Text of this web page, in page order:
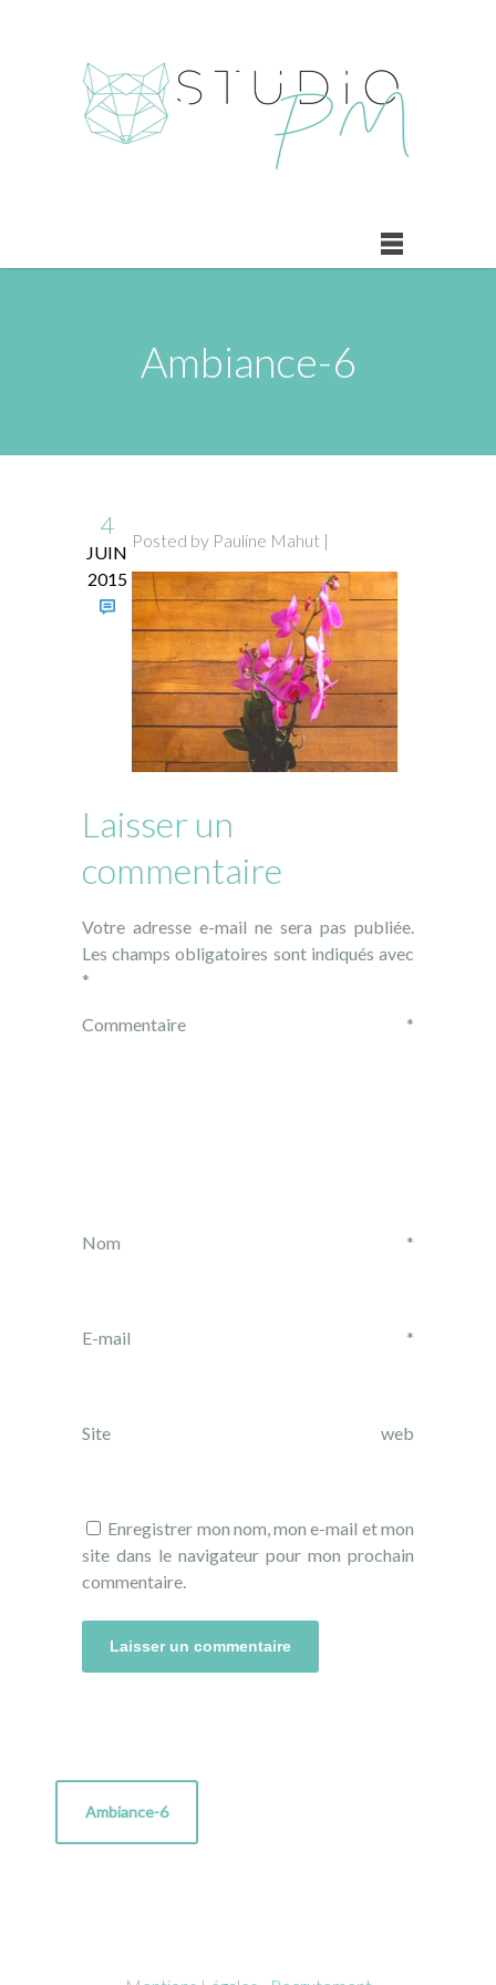
Ambiance-6
4
JUIN
2015
Posted by Pauline Mahut |
Laisser un
commentaire
Votre adresse e-mail ne sera pas publiée.
Les champs obligatoires sont indiqués avec
*
Commentaire *
Nom *
E-mail *
Site web
Enregistrer mon nom, mon e-mail et mon
site dans le navigateur pour mon prochain
commentaire.
Ambiance-6